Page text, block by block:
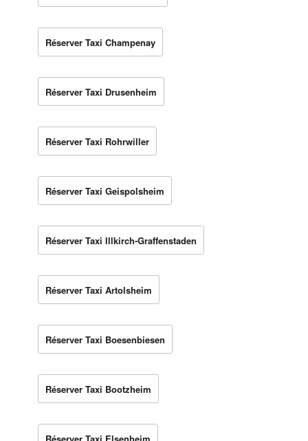
Réserver Taxi Champenay
Réserver Taxi Drusenheim
Réserver Taxi Rohrwiller
Réserver Taxi Geispolsheim
Réserver Taxi Illkirch-Graffenstaden
Réserver Taxi Artolsheim
Réserver Taxi Boesenbiesen
Réserver Taxi Bootzheim
Réserver Taxi Elsenheim